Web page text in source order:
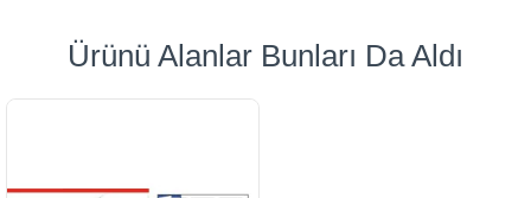
Ürünü Alanlar Bunları Da Aldı